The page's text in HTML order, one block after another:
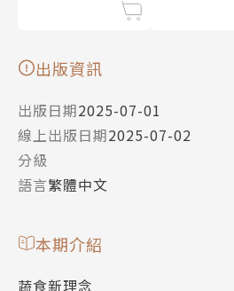
出版資訊
出版日期2025-07-01
線上出版日期2025-07-02
分級
語言繁體中文
本期介紹
蔬食新理念